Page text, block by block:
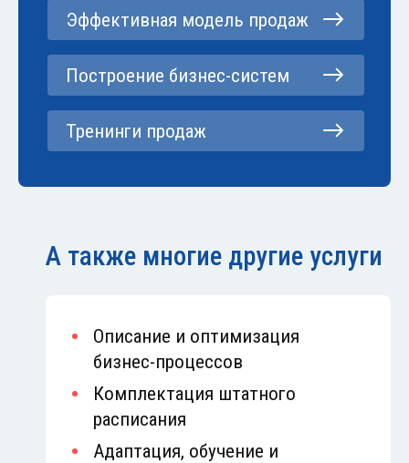
Эффективная модель продаж
Построение бизнес-систем
Тренинги продаж
А также многие другие услуги
Описание и оптимизация
бизнес-процессов
Комплектация штатного
расписания
Адаптация, обучение и